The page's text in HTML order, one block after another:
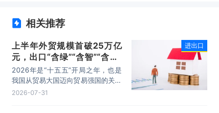
相关推荐
上半年外贸规模首破25万亿
元，出口“含绿”“含智”“含新”
量稳步攀升
2026年是“十五五”开局之年，也是
我国从贸易大国迈向贸易强国的关键
时期。上半年，我国进出口规模历史
2026-07-31
进出口